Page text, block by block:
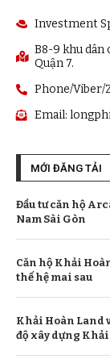
Investment
B8-9 khu dân
Quận 7.
Phone/Viber/
Email:
MỚI ĐĂNG TẢI
Đầu tư căn hộ
Nam Sài Gòn
Căn hộ Khải
thế hệ mai sau
Khải Hoàn Land
độ xây dựng